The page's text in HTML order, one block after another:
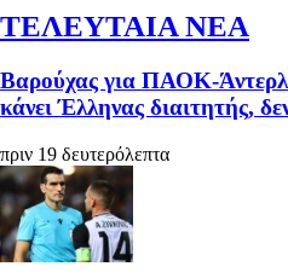
ΤΕΛΕΥΤΑΙΑ ΝΕΑ
Βαρούχας για ΠΑΟΚ-
κάνει Έλληνας διαιτητής,
πριν 19 δευτερόλεπτα